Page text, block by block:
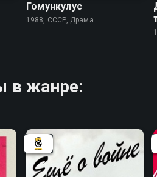
Гомункулус
1988, СССР, Драма
в жанре: